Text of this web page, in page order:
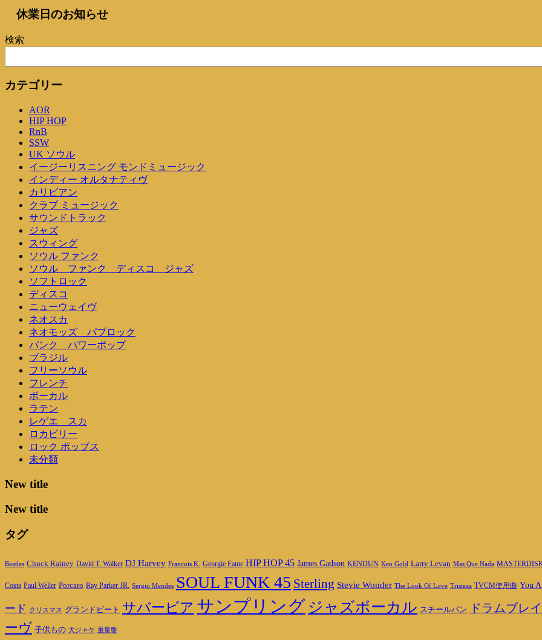
休業日のお知らせ
検索
カテゴリー
AOR
HIP HOP
RnB
SSW
UK ソウル
イージーリスニング モンドミュージック
インディー オルタナティヴ
カリビアン
クラブ ミュージック
サウンドトラック
ジャズ
スウィング
ソウル ファンク
ソウル ファンク ディスコ ジャズ
ソフトロック
ディスコ
ニューウェイヴ
ネオスカ
ネオモッズ パブロック
パンク パワーポップ
ブラジル
フリーソウル
フレンチ
ボーカル
ラテン
レゲエ スカ
ロカビリー
ロック ポップス
未分類
New title
New title
タグ
Beatles Chuck Rainey David T. Walker DJ Harvey Francois K. Georgie Fame HIP HOP 45 James Gadson KENDUN Ken Gold Larry Levan Mas Que Nada
Costa Paul Weller Porcaro Ray Parker JR. Sergio Mendes SOUL FUNK 45 Sterling Stevie Wonder The Look Of Love Tristeza TVCM使用曲 You
ード クリスマス グランドビート サバービア サンプリング ジャズボーカル スチールパン ドラムブレ
ーヴ 子供もの 犬ジャケ 重量盤